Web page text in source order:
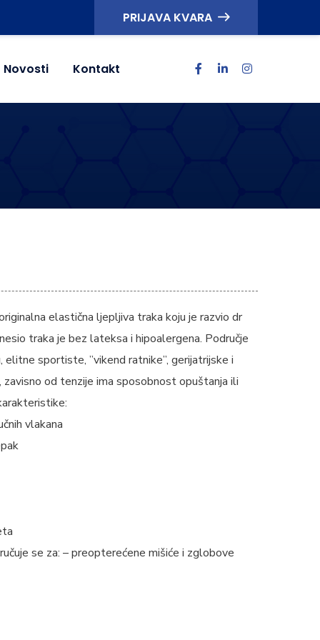
PRIJAVA KVARA
Novosti Kontakt
elastična ljepljiva traka koju je razvio dr
traka je bez lateksa i hipoalergena. Područje
elitne sportiste, ”vikend ratnike”, gerijatrijske i
od tenzije ima sposobnost opuštanja ili
vlakana
se za: – preopterećene mišiće i zglobove